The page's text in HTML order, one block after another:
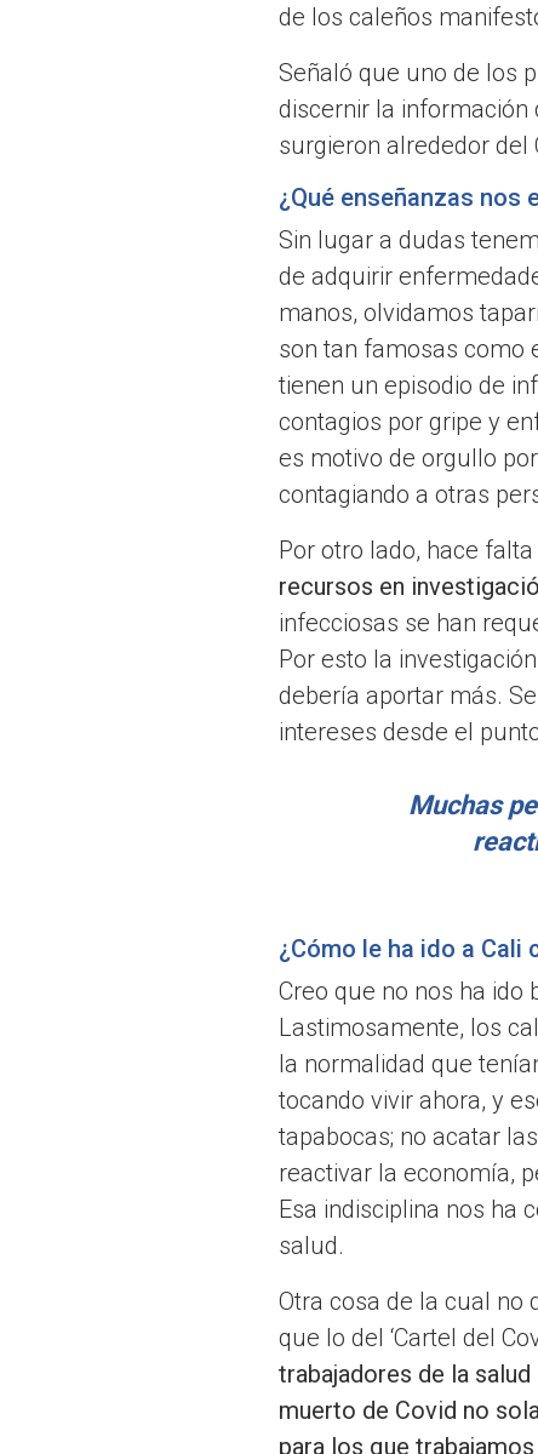
de los caleños
Señaló que uno de los
discernir la información
surgieron alrededor del
¿Qué enseñanzas nos
Sin lugar a dudas
de adquirir
manos, olvidamos
son tan famosas como
tienen un episodio de
contagios por gripe y
es motivo de orgullo
contagiando a otras
Por otro lado, hace
recursos en
infecciosas se han
Por esto la
debería aportar más.
intereses desde el
Muchas
¿Cómo le ha ido a Cali
Creo que no nos ha ido
Lastimosamente, los
la normalidad que
tocando vivir ahora, y
tapabocas; no acatar
reactivar la economía,
Esa indisciplina nos ha
salud.
Otra cosa de la cual no
que lo del ‘Cartel del
trabajadores de la
muerto de Covid no
para los que